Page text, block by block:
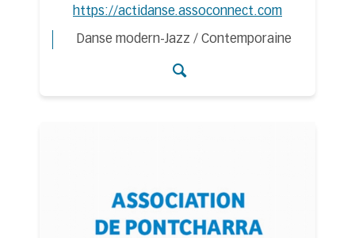
https://actidanse.assoconnect.com
Danse modern-Jazz / Contemporaine
Accéder aux détails